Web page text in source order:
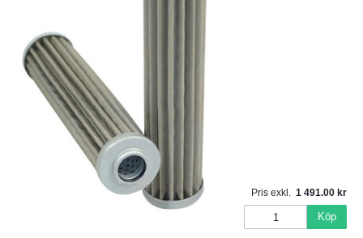
Pris exkl. 1 491.00
Köp